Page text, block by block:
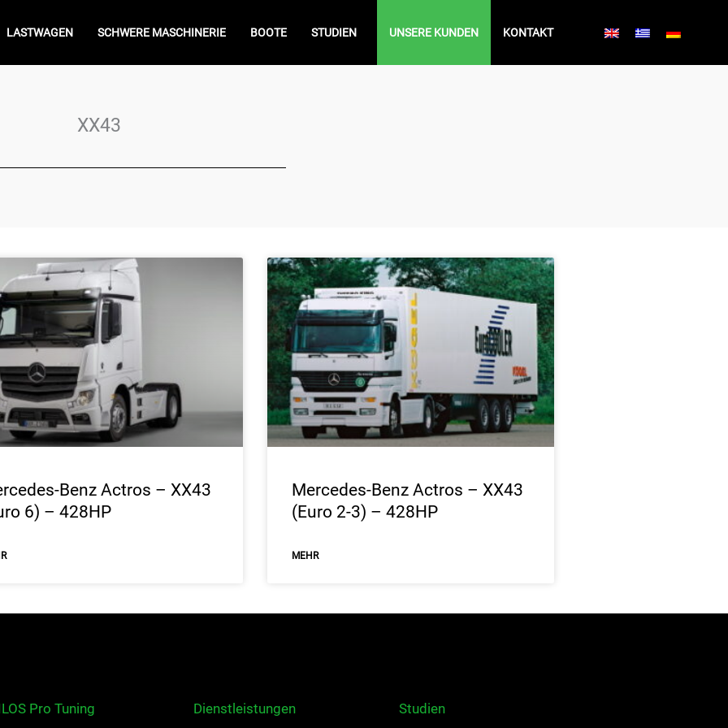
LASTWAGEN SCHWERE MASCHINERIE BOOTE STUDIEN UNSERE KUNDEN KONTAKT
XX43
Benz Actros – XX43
6) – 428HP
Mercedes-Benz Actros – XX43
(Euro 2-3) – 428HP
ΜEHR
Pro Tuning Dienstleistungen Studien